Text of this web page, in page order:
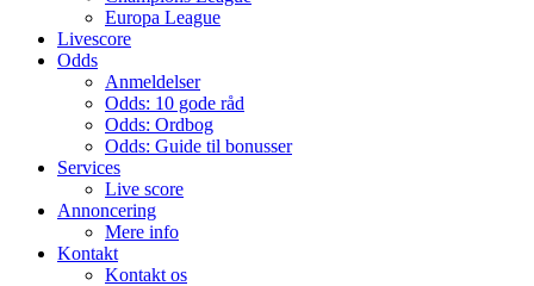
Europa League
Livescore
Odds
Anmeldelser
Odds: 10 gode råd
Odds: Ordbog
Odds: Guide til bonusser
Services
Live score
Annoncering
Mere info
Kontakt
Kontakt os